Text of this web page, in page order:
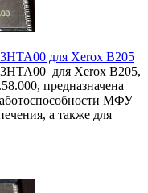
для Xerox B205
для Xerox B205,
предназначена
МФУ
а также для